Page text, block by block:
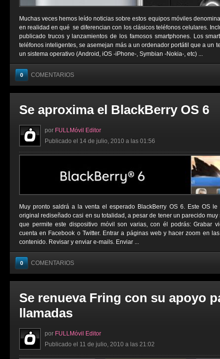
Muchas veces hemos leído noticias sobre estos equipos móviles
en realidad en qué se diferencian con los clásicos teléfonos celulares.
publicado trucos y lanzamientos de los famosos smartphones. Los
teléfonos inteligentes, se asemejan más a un ordenador portátil que a un
un sistema operativo (Android, iOS -iPhone-, Symbian -Nokia-, etc) ...
0 COMENTARIOS
Se aproxima el BlackBerry OS 6
por FULLMóvil Editor
Publicado el 14 de julio, 2010 a las 01:56
Muy pronto saldrá a la venta el esperado BlackBerry OS 6. Este OS
original rediseñado casi en su totalidad, a pesar de tener un parecido
que permite este dispositivo móvil son varias, con él podrás: Grabar
cuenta en Facebook o Twitter. Entrar a páginas web y hacer zoom en
contenido. Revisar y enviar e-mails. Enviar ...
0 COMENTARIOS
Se renueva Fring con su apoyo
llamadas
por FULLMóvil Editor
Publicado el 11 de julio, 2010 a las 21:02